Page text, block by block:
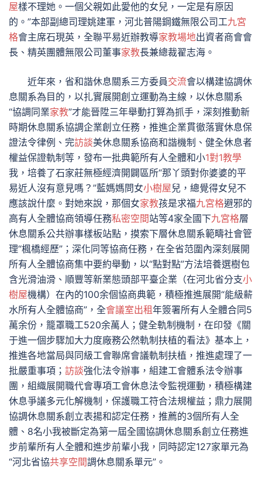
屋樣不理她。一個父親如此愛他的女兒，一定是有原因
的。”本部副總司理姚建軍，河北普陽鋼鐵無限公司工九宮
格會主席石現英，全聯平易近辦教導家教場地出資者商會會
長、精英團體無限公司董事家教長兼總裁翟志海。
近年來，省和諧休息關系三方委員交流會以構建協調休
息關系為目的，以扎實展開創立運動為主線，以休息關系
“協調同業家教”才能晉陞三年舉動打算為抓手，深刻推動新
時期休息關系協調企業創立任務，推進企業貫徹落實休息保
證法令律例、完訪談美休息關系協商和諧機制、健全休息者
權益保證軌制等，發布一批典範所有人全體和小1對1教學
我，培養了石家莊無極經濟開闢區所“那丫頭對你婆婆的平
易近人沒有意見嗎？”藍媽媽問女小樹屋兒，總覺得女兒不
應該說什麼。對她來說，那個女家教孩是求福九宮格避邪的
高有人全體協商領導任務私密空間站等4家全國下九宮格層
休息關系公共辦事樣板站點，摸索下層休息關系範疇社會管
理“楓橋經歷”；深化同等協商任務，在全省范圍內深刻展開
所有人全體協商集中要約舉動，以“點對點”方法培養選樹包
含光滑油滑、順豐等新業態頭部平臺企業（在河北省分支小
樹屋機構）在內的100余個協商典範，積極推進展開“能級薪
水所有人全體協商”，全會議室出租年簽署所有人全體合同5
萬余份，籠罩職工520余萬人；健全軌制機制，在印發《關
于進一個步驟加大力度廠務公然軌制扶植的看法》基本上，
推進各地當局與同級工會聯席會議軌制扶植，推進處理了一
批嚴重事項； 訪談強化法令辦事，組建工會體系法令辦事
團，組織展開職代會專項工會休息法令監視運動，積極構建
休息爭議多元化解機制，保護職工符合法規權益；鼎力展開
協調休息關系創立表揚和認定任務，推薦的3個所有人全
體、8名小我被斷定為第一屆全國協調休息關系創立任務進
步前輩所有人全體和進步前輩小我，同時認定127家單元為
“河北省協共享空間調休息關系單元”。